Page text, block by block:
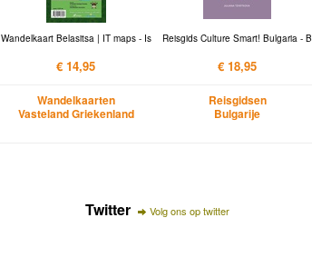
Wandelkaart Belasitsa | IT maps - Is
€ 14,95
Wandelkaarten
Vasteland Griekenland
Reisgids Culture Smart! Bulgaria - B
€ 18,95
Reisgidsen
Bulgarije
Twitter Volg ons op twitter